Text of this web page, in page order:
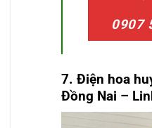
0907
7. Điện hoa
Đồng Nai –